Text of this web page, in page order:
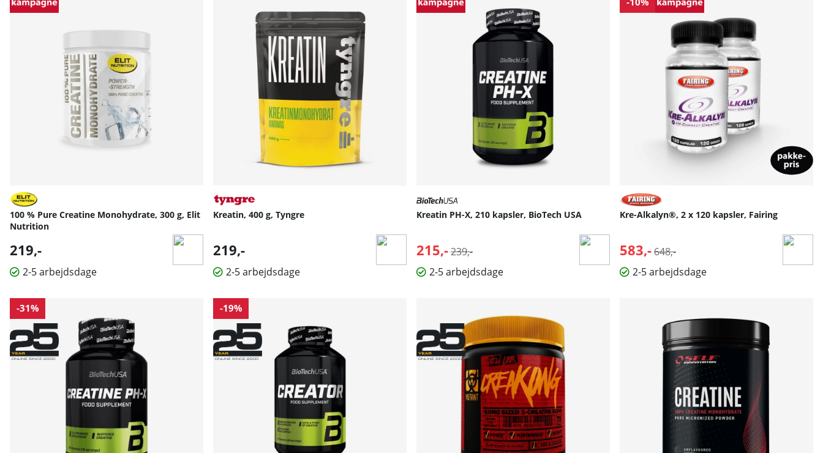
100 % Pure Creatine Monohydrate, 300 g, Elit
Nutrition
219,-
2-5 arbejdsdage
Kreatin, 400 g, Tyngre
219,-
2-5 arbejdsdage
Kreatin PH-X, 210 kapsler, BioTech USA
215,- Normalpris:
239,-
2-5 arbejdsdage
Kre-Alkalyn®, 2 x 120 kapsler, Fairing
583,- Normalpris:
648,-
2-5 arbejdsdage
-31% -19%